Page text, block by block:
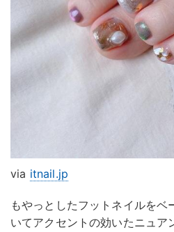
via itnail.jp
もやっとしたフットネイルをベ
いてアクセントの効いたニュア